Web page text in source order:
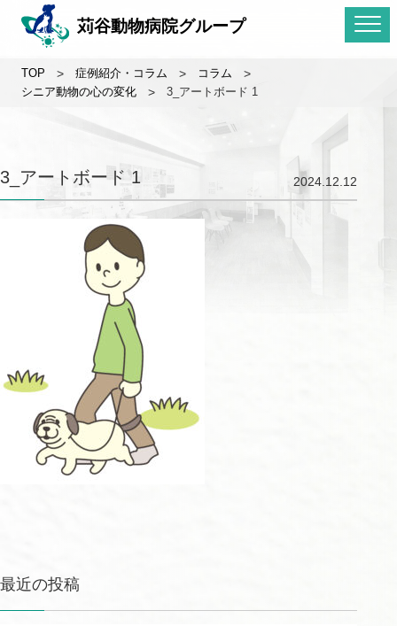
苅谷動物病院グループ
TOP > 症例紹介・コラム > コラム >
シニア動物の心の変化 > 3_アートボード 1
3_アートボード 1 2024.12.12
最近の投稿